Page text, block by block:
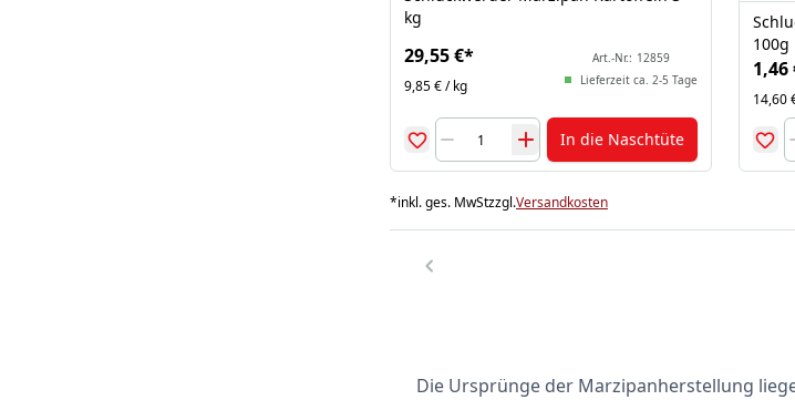
kg
29,55 €*
9,85 € / kg
Art.-Nr.: 12859
Lieferzeit ca. 2-5 Tage
In die Naschtüte
100g
1,46
14,60
*inkl. ges. MwStzzgl.Versandkosten
Die Ursprünge der Marzipanherstellung